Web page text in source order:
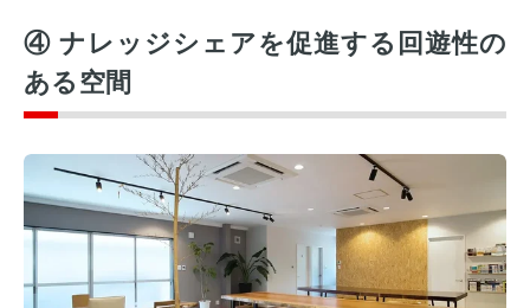
④ ナレッジシェアを促進する回遊性の
ある空間